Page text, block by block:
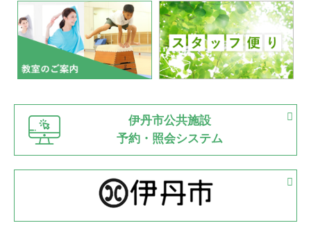
いたっぼーる大会☆彡
緑ケ丘体育館
2022.07.03
市内総合体育大会が開始
緑ケ丘体育館 猪名川運動広場
古池運動広場
2022.06.12
県知事杯争奪バレーボール大会が開催
緑ケ丘体育館
2022.05.05
体育協会長杯 バドミントン競技の部
2022.05.22
伊丹市公共施設
予約・照会システム